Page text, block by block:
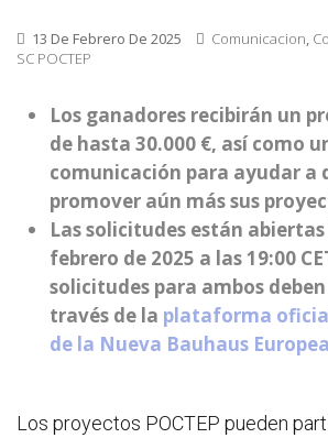
13 De Febrero De 2025 Comunicacion,
SC POCTEP
Los ganadores recibirán un
de hasta 30.000 €, así como
comunicación para ayudar a
promover aún más sus
Las solicitudes están
febrero de 2025 a las 19:00
solicitudes para ambos
través de la plataforma
de la Nueva Bauhaus
Los proyectos POCTEP pueden